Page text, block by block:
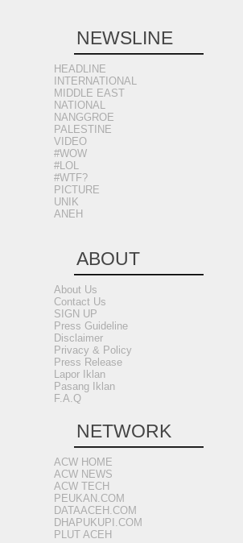
NEWSLINE
HEADLINE
INTERNATIONAL
MIDDLE EAST
NATIONAL
NANGGROE
PALESTINE
VIDEO
#WOW
#LOL
#WTF?
PICTURE
UNIK
ANEH
ABOUT
About Us
Contact Us
SIGN UP
Press Guideline
Disclaimer
Privacy & Policy
Press Release
Lapor Iklan
Pasang Iklan
F.A.Q
NETWORK
ACW HOME
ACW NEWS
ACW TECH
PEUKAN.COM
DATAACEH.COM
DHAPUKUPI.COM
PLUT ACEH